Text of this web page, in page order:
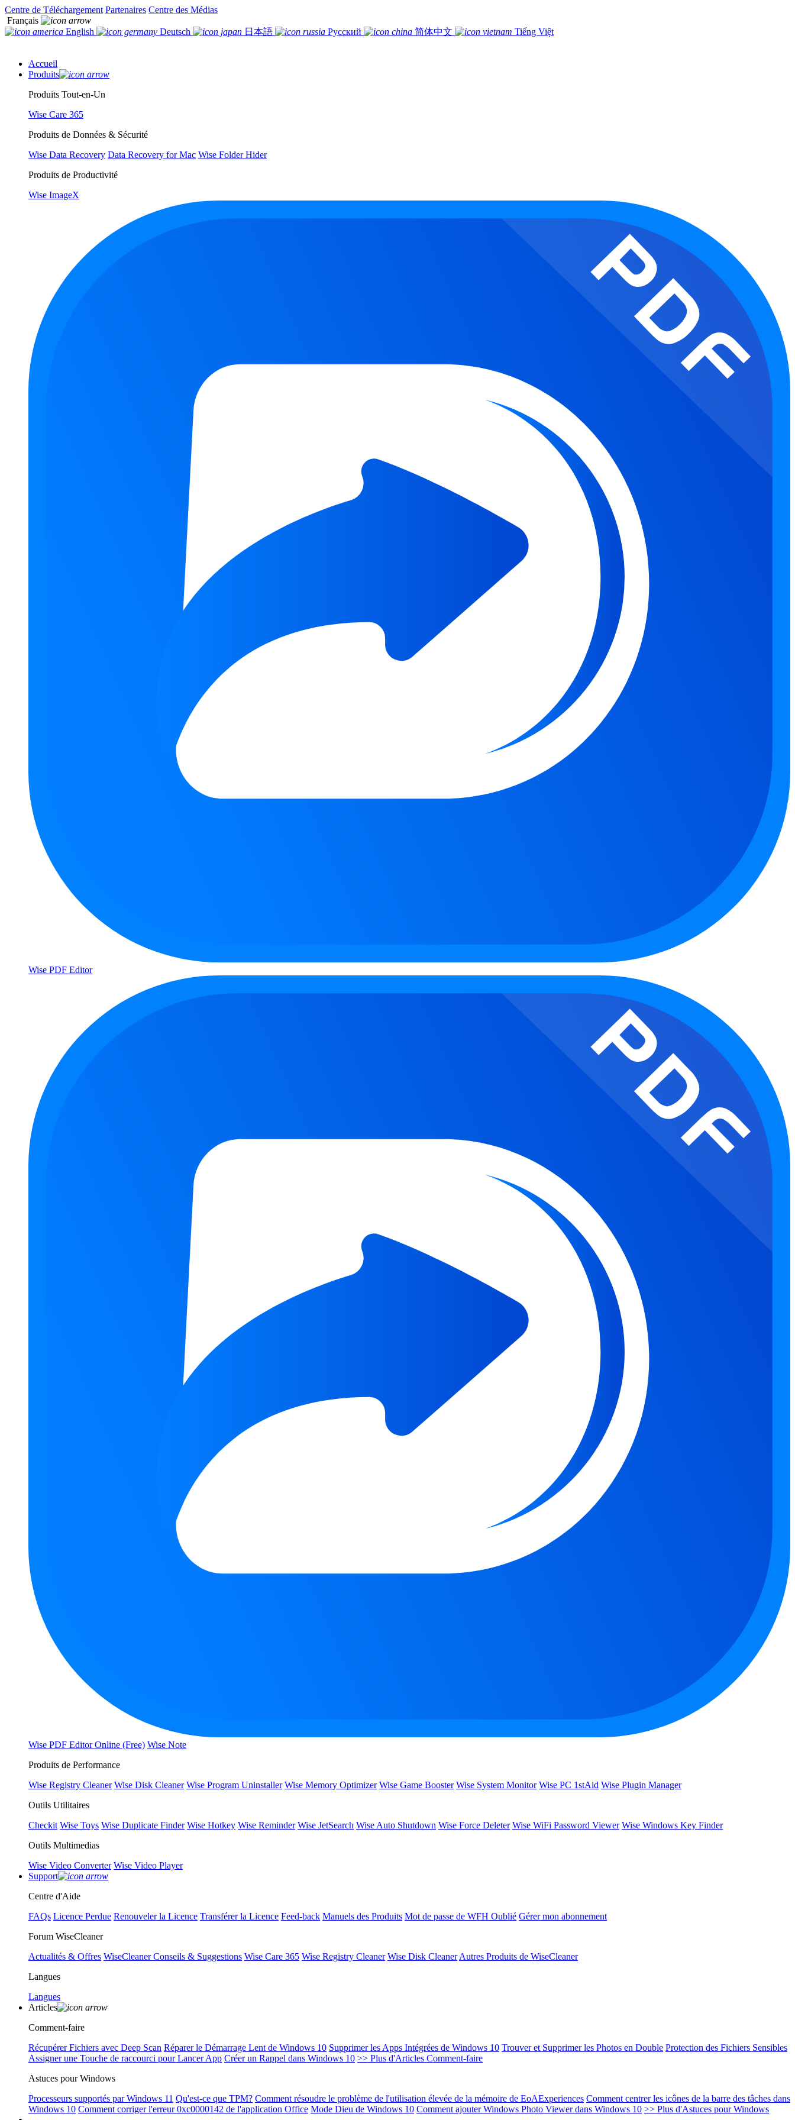
Centre de Téléchargement Partenaires Centre des Médias
Français
English
Deutsch 日本語 Русский 简体中文 Tiếng Việt
Accueil
Produits
Produits Tout-en-Un
Wise Care 365
Produits de Données & Sécurité
Wise Data Recovery Data Recovery for Mac Wise Folder Hider
Produits de Productivité
Wise ImageX
Wise PDF Editor
Wise PDF Editor Online (Free) Wise Note
Produits de Performance
Wise Registry Cleaner Wise Disk Cleaner Wise Program Uninstaller Wise Memory Optimizer Wise Game Booster Wise System Monitor Wise PC 1stAid Wise Plugin Manager
Outils Utilitaires
Checkit Wise Toys Wise Duplicate Finder Wise Hotkey Wise Reminder Wise JetSearch Wise Auto Shutdown Wise Force Deleter Wise WiFi Password Viewer Wise Windows Key Finder
Outils Multimedias
Wise Video Converter Wise Video Player
Support
Centre d'Aide
FAQs Licence Perdue Renouveler la Licence Transférer la Licence Feed-back Manuels des Produits Mot de passe de WFH Oublié Gérer mon abonnement
Forum WiseCleaner
Actualités & Offres WiseCleaner Conseils & Suggestions Wise Care 365 Wise Registry Cleaner Wise Disk Cleaner Autres Produits de WiseCleaner
Langues
Langues
Articles
Comment-faire
Récupérer Fichiers avec Deep Scan Réparer le Démarrage Lent de Windows 10 Supprimer les Apps Intégrées de Windows 10 Trouver et Supprimer les Photos en Double Protection des Fichiers Sensibles
Assigner une Touche de raccourci pour Lancer App Créer un Rappel dans Windows 10 >> Plus d'Articles Comment-faire
Astuces pour Windows
Processeurs supportés par Windows 11 Qu'est-ce que TPM? Comment résoudre le problème de l'utilisation élevée de la mémoire de EoAExperiences Comment centrer les icônes de la barre des tâches dans
Windows 10 Comment corriger l'erreur 0xc0000142 de l'application Office Mode Dieu de Windows 10 Comment ajouter Windows Photo Viewer dans Windows 10 >> Plus d'Astuces pour Windows